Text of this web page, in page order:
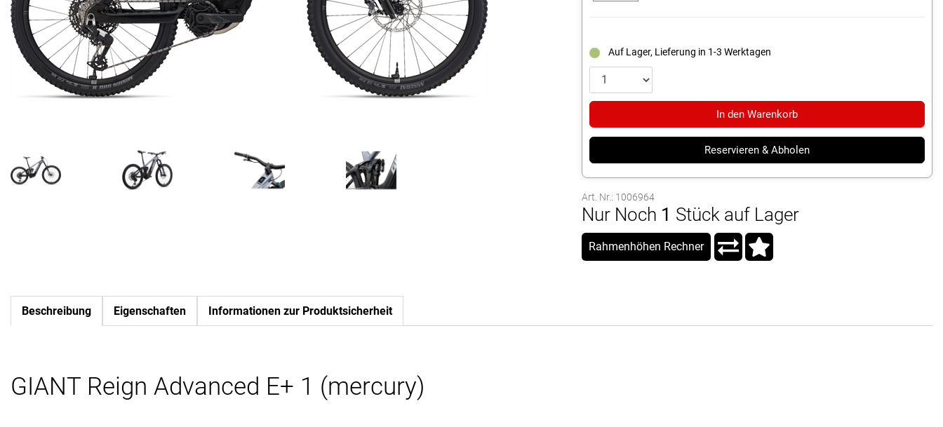
Auf Lager, Lieferung in 1-3 Werktagen
In den Warenkorb
Reservieren & Abholen
Art. Nr.: 1006964
Nur Noch 1 Stück auf Lager
Rahmenhöhen Rechner
Beschreibung Eigenschaften Informationen zur Produktsicherheit
GIANT Reign Advanced E+ 1 (mercury)